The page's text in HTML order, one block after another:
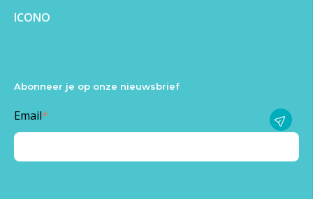
ICONO
Abonneer je op onze nieuwsbrief
Email*